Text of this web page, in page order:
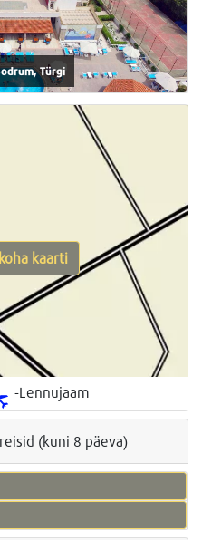
Türgi
-Lennujaam
kaarti
(kuni 8 päeva)